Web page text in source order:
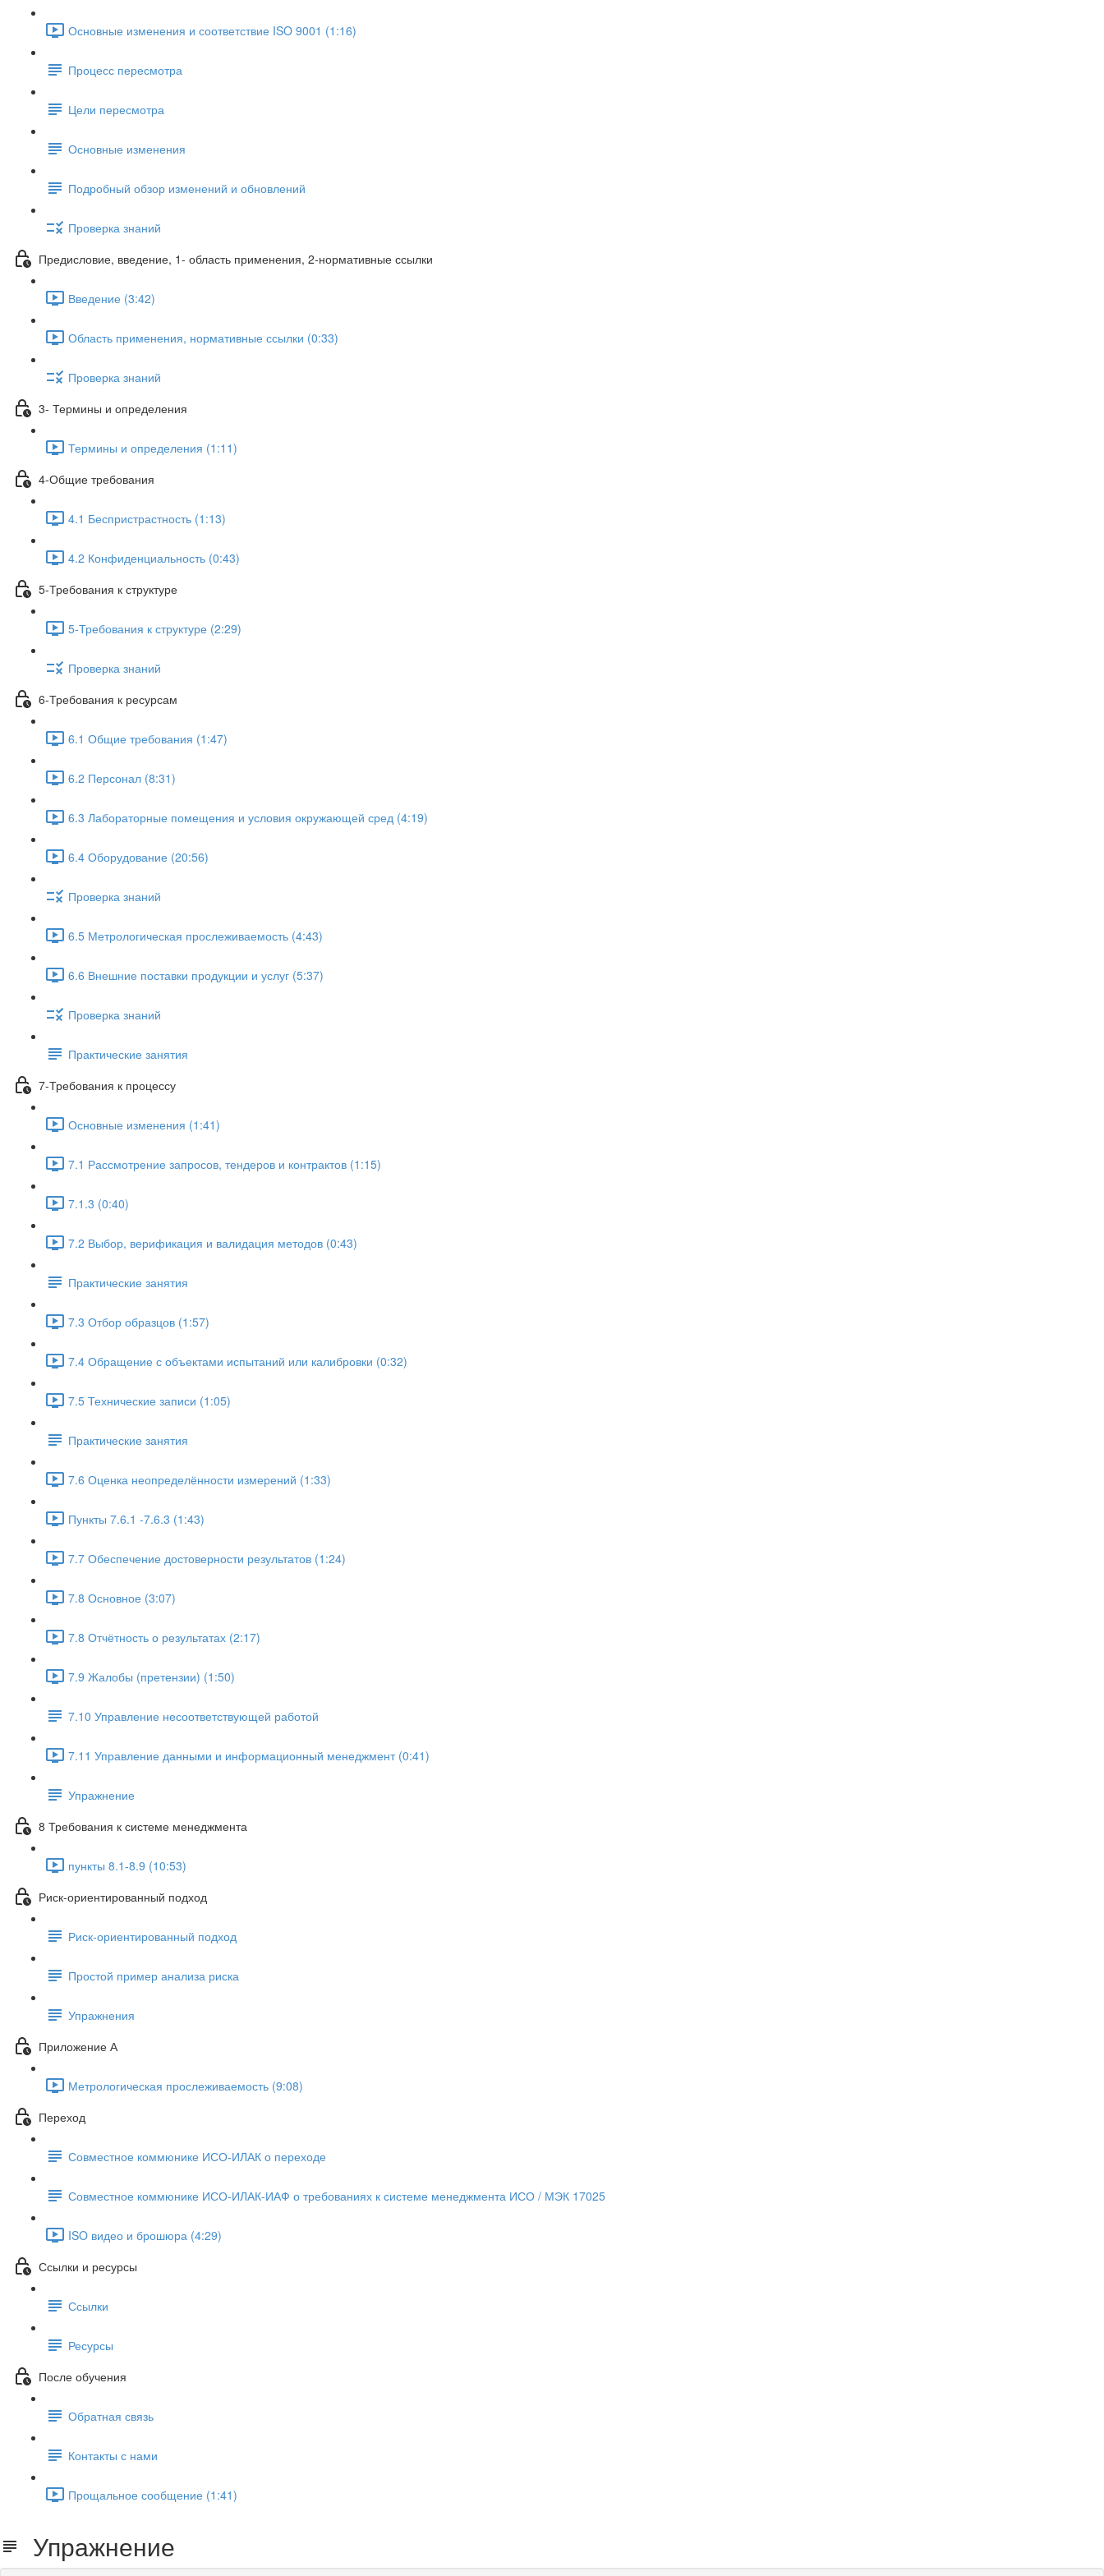
Основные изменения и соответствие ISO 9001 (1:16)
Процесс пересмотра
Цели пересмотра
Основные изменения
Подробный обзор изменений и обновлений
Проверка знаний
Предисловие, введение, 1- область применения, 2-нормативные ссылки
Введение (3:42)
Область применения, нормативные ссылки (0:33)
Проверка знаний
3- Термины и определения
Термины и определения (1:11)
4-Общие требования
4.1 Беспристрастность (1:13)
4.2 Конфиденциальность (0:43)
5-Требования к структуре
5-Требования к структуре (2:29)
Проверка знаний
6-Требования к ресурсам
6.1 Общие требования (1:47)
6.2 Персонал (8:31)
6.3 Лабораторные помещения и условия окружающей сред (4:19)
6.4 Оборудование (20:56)
Проверка знаний
6.5 Метрологическая прослеживаемость (4:43)
6.6 Внешние поставки продукции и услуг (5:37)
Проверка знаний
Практические занятия
7-Требования к процессу
Основные изменения (1:41)
7.1 Рассмотрение запросов, тендеров и контрактов (1:15)
7.1.3 (0:40)
7.2 Выбор, верификация и валидация методов (0:43)
Практические занятия
7.3 Отбор образцов (1:57)
7.4 Обращение с объектами испытаний или калибровки (0:32)
7.5 Технические записи (1:05)
Практические занятия
7.6 Оценка неопределённости измерений (1:33)
Пункты 7.6.1 -7.6.3 (1:43)
7.7 Обеспечение достоверности результатов (1:24)
7.8 Основное (3:07)
7.8 Отчётность о результатах (2:17)
7.9 Жалобы (претензии) (1:50)
7.10 Управление несоответствующей работой
7.11 Управление данными и информационный менеджмент (0:41)
Упражнение
8 Требования к системе менеджмента
пункты 8.1-8.9 (10:53)
Риск-ориентированный подход
Риск-ориентированный подход
Простой пример анализа риска
Упражнения
Приложение А
Метрологическая прослеживаемость (9:08)
Переход
Совместное коммюнике ИСО-ИЛАК о переходе
Совместное коммюнике ИСО-ИЛАК-ИАФ о требованиях к системе менеджмента ИСО / МЭК 17025
ISO видео и брошюра (4:29)
Ссылки и ресурсы
Ссылки
Ресурсы
После обучения
Обратная связь
Контакты с нами
Прощальное сообщение (1:41)
Упражнение